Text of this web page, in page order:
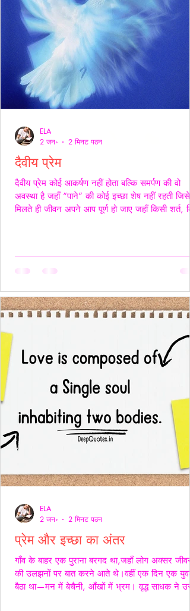
दैवीय प्रेम
दैवीय प्रेम कोई आकर्षण नहीं होता बल्कि समर्पण की वो
अवस्था है जहाँ “पाने” की कोई इच्छा शेष नहीं रहती जिसे
मिलते ही जीवन अपने आप पूर्ण हो जाए जहाँ किसी शर्त,
प्रेम है जहाँ आत्मा आत्मा को पहचान लेती है बिना परिचय,
ELA
2 जन॰
2 मिनट पठन
प्रेम और इच्छा का अंतर
गाँव के बाहर एक पुराना बरगद था,जहाँ लोग अक्सर जीवन
की उलझनों पर बात करने आते थे।वहीं एक दिन एक युवक
बैठा था—मन में बेचैनी, आँखों में भ्रम। वृद्ध साधक ने उसे
ELA
2 जन॰
2 मिनट पठन